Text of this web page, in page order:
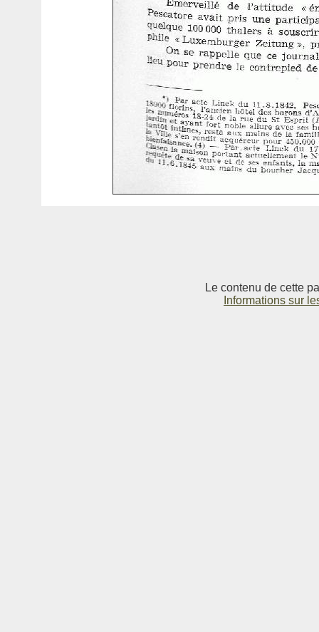
Le contenu de cette
Informations sur